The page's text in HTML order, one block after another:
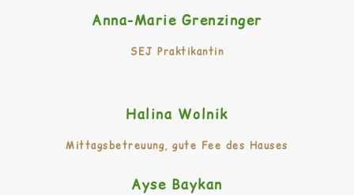
Anna-Marie Grenzinger
SEJ Praktikantin
Halina Wolnik
Mittagsbetreuung, gute Fee des Hauses
Ayse Baykan